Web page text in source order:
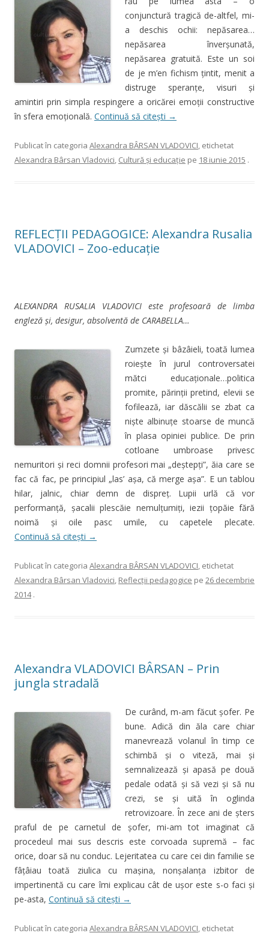
conjunctură tragică de-altfel, mi-
a deschis ochii: nepăsarea…
nepăsarea înverşunată,
nepăsarea gratuită. Este un soi
de je m’en fichism ţintit, menit a
distruge speranţe, visuri şi
amintiri prin simpla respingere a oricărei emoţii constructive
în sfera emoţională. Continuă să citești →
Publicat în categoria Alexandra BÂRSAN VLADOVICI, etichetat
Alexandra Bârsan Vladovici, Cultură şi educaţie pe 18 iunie 2015 .
REFLECȚII PEDAGOGICE: Alexandra Rusalia
VLADOVICI – Zoo-educaţie
ALEXANDRA RUSALIA VLADOVICI este profesoară de limba
engleză și, desigur, absolventă de CARABELLA…
Zumzete şi bâzâieli, toată lumea
roieşte în jurul controversatei
mătci educaţionale…politica
promite, părinţii pretind, elevii se
fofilează, iar dăscălii se zbat ca
nişte albinuţe stoarse de muncă
în plasa opiniei publice. De prin
cotloane umbroase privesc
nemuritori şi reci domnii profesori mai „deştepţi”, ăia care se
fac că fac, pe principiul „las’ aşa, că merge aşa”. E un tablou
hilar, jalnic, chiar demn de dispreţ. Lupii urlă că vor
performanţă, şacalii plescăie nemulţumiţi, iezii ţopăie fără
noimă şi oile pasc umile, cu capetele plecate.
Continuă să citești →
Publicat în categoria Alexandra BÂRSAN VLADOVICI, etichetat
Alexandra Bârsan Vladovici, Reflecţii pedagogice pe 26 decembrie
2014 .
Alexandra VLADOVICI BÂRSAN – Prin
jungla stradală
De curând, m-am făcut șofer. Pe
bune. Adică din ăla care chiar
manevrează volanul în timp ce
schimbă și o viteză, mai și
semnalizează și apasă pe două
pedale odată și să vezi și să nu
crezi, se și uită în oglinda
retrovizoare. În zece ani de șters
praful de pe carnetul de șofer, mi-am tot imaginat că
procedeul mai sus descris este corvoada supremă – fac
orice, doar să nu conduc. Lejeritatea cu care cei din familie se
fâțâiau toată ziulica cu mașina, nonșalanța izbitor de
impertinentă cu care îmi explicau cât de ușor este s-o faci și
pe-asta, Continuă să citești →
Publicat în categoria Alexandra BÂRSAN VLADOVICI, etichetat